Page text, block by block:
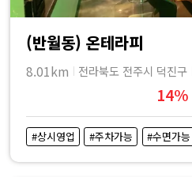
(반월동) 온테라피
8.01km 전라북도 전주시 덕진구
14%
#상시영업 #주차가능 #수면가능